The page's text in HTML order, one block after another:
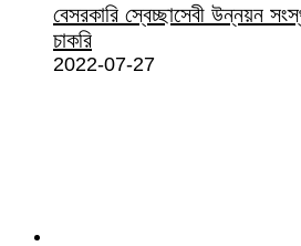
বেসরকারি স্বেচ্ছাসেবী উন্নয়ন
চাকরি
2022-07-27